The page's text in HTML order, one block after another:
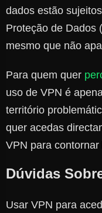
dados estão
Proteção de Dados
mesmo que não
Para quem quer
uso de VPN é
território
quer acedas
VPN para contornar
Dúvidas
Usar VPN para